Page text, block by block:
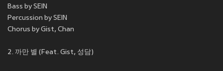
Bass by SEIN
Percussion by SEIN
Chorus by Gist, Chan
2. 까만 별 (Feat. Gist, 성담)